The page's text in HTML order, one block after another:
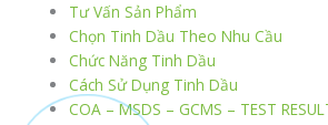
Tư Vấn Sản Phẩm
Chọn Tinh Dầu Theo Nhu Cầu
Chức Năng Tinh Dầu
Cách Sử Dụng Tinh Dầu
COA – MSDS – GCMS – TEST